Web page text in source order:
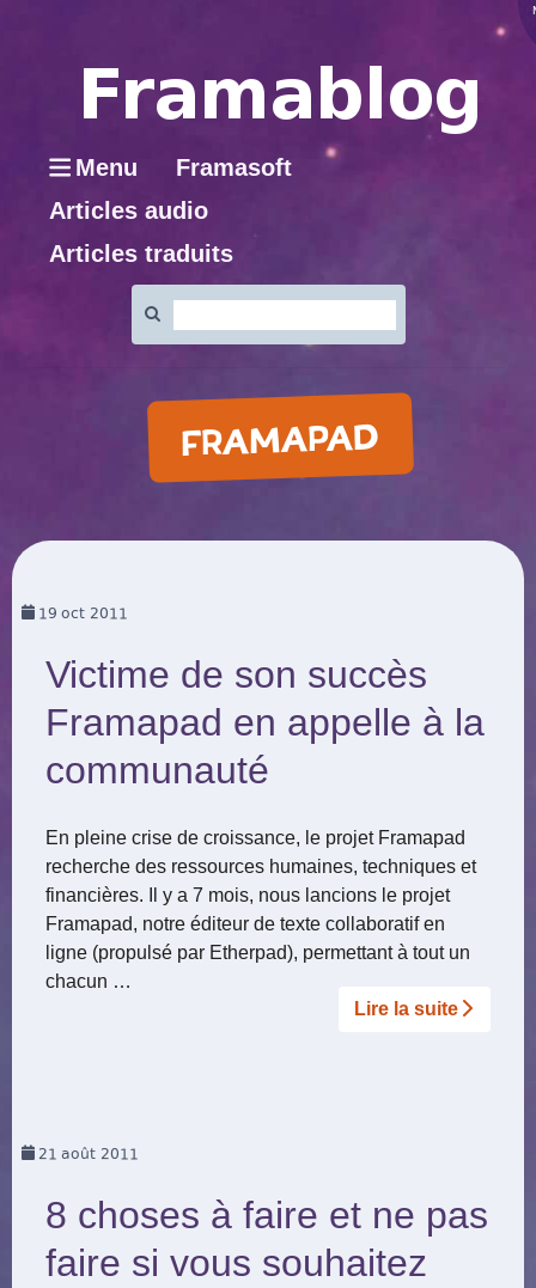
Menu
Framasoft
Articles audio
Articles traduits
:
FRAMAPAD
19 oct 2011
Victime de son succès
Framapad en appelle à la
communauté
En pleine crise de croissance, le projet Framapad
recherche des ressources humaines, techniques et
financières. Il y a 7 mois, nous lancions le projet
Framapad, notre éditeur de texte collaboratif en
ligne (propulsé par Etherpad), permettant à tout un
chacun …
Lire la suite­­
21 août 2011
8 choses à faire et ne pas
faire si vous souhaitez